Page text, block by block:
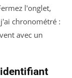
l'onglet,
chronométré :
avec un